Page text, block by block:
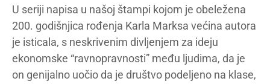
U seriji napisa u našoj štampi kojom je obeležena
200. godišnjica rođenja Karla Marksa većina autora
je isticala, s neskrivenim divljenjem za ideju
ekonomske “ravnopravnosti” među ljudima, da je
on genijalno uočio da je društvo podeljeno na klase,